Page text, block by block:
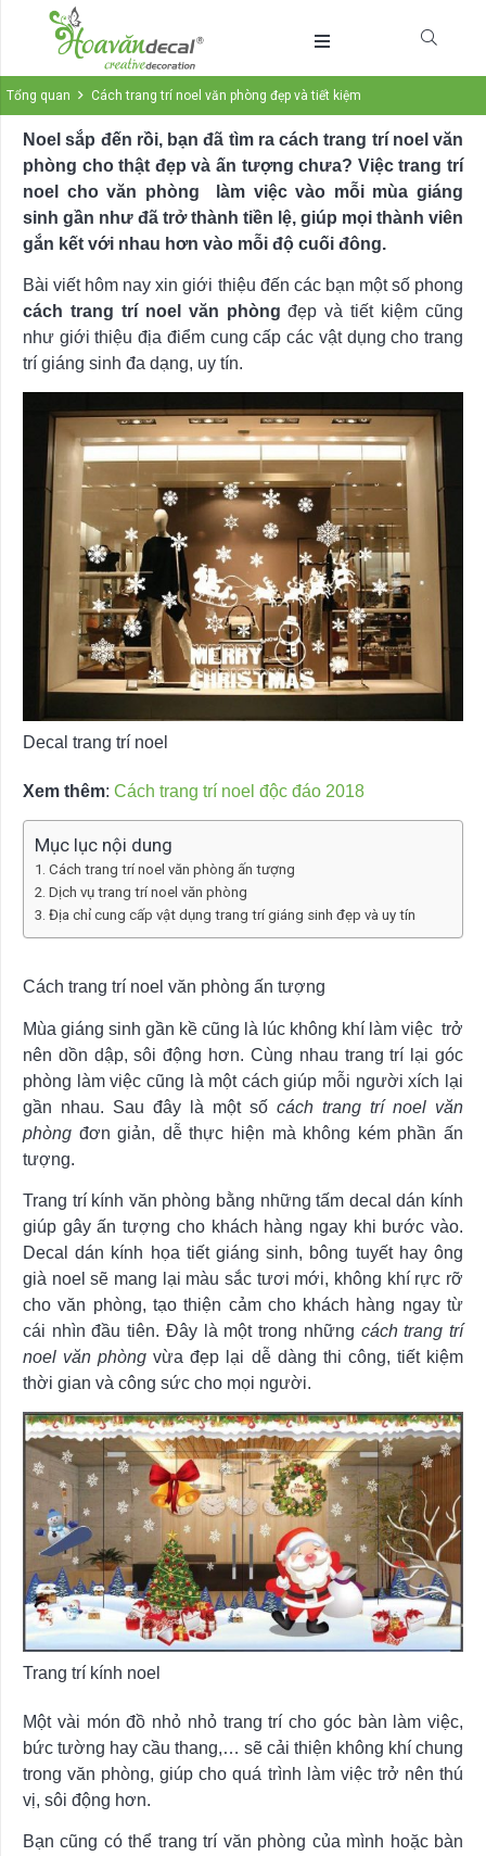
Tổng quan Cách trang trí noel văn phòng đẹp và tiết kiệm
Noel sắp đến rồi, bạn đã tìm ra cách trang trí noel văn
phòng cho thật đẹp và ấn tượng chưa? Việc trang trí
noel cho văn phòng làm việc vào mỗi mùa giáng
sinh gần như đã trở thành tiền lệ, giúp mọi thành viên
gắn kết với nhau hơn vào mỗi độ cuối đông.
Bài viết hôm nay xin giới thiệu đến các bạn một số phong
cách trang trí noel văn phòng đẹp và tiết kiệm cũng
như giới thiệu địa điểm cung cấp các vật dụng cho trang
trí giáng sinh đa dạng, uy tín.
Decal trang trí noel
Xem thêm: Cách trang trí noel độc đáo 2018
Mục lục nội dung
Cách trang trí noel văn phòng ấn tượng
Dịch vụ trang trí noel văn phòng
Địa chỉ cung cấp vật dụng trang trí giáng sinh đẹp và uy tín
Cách trang trí noel văn phòng ấn tượng
Mùa giáng sinh gần kề cũng là lúc không khí làm việc trở
nên dồn dập, sôi động hơn. Cùng nhau trang trí lại góc
phòng làm việc cũng là một cách giúp mỗi người xích lại
gần nhau. Sau đây là một số cách trang trí noel văn
phòng đơn giản, dễ thực hiện mà không kém phần ấn
tượng.
Trang trí kính văn phòng bằng những tấm decal dán kính
giúp gây ấn tượng cho khách hàng ngay khi bước vào.
Decal dán kính họa tiết giáng sinh, bông tuyết hay ông
già noel sẽ mang lại màu sắc tươi mới, không khí rực rỡ
cho văn phòng, tạo thiện cảm cho khách hàng ngay từ
cái nhìn đầu tiên. Đây là một trong những cách trang trí
noel văn phòng vừa đẹp lại dễ dàng thi công, tiết kiệm
thời gian và công sức cho mọi người.
Trang trí kính noel
Một vài món đồ nhỏ nhỏ trang trí cho góc bàn làm việc,
bức tường hay cầu thang,… sẽ cải thiện không khí chung
trong văn phòng, giúp cho quá trình làm việc trở nên thú
vị, sôi động hơn.
Bạn cũng có thể trang trí văn phòng của mình hoặc bàn